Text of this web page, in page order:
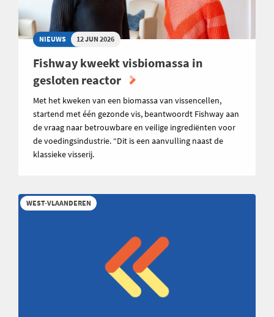
NIEUWS 12 JUN 2026
Fishway kweekt visbiomassa in
gesloten reactor
Met het kweken van een biomassa van vissencellen,
startend met één gezonde vis, beantwoordt Fishway aan
de vraag naar betrouwbare en veilige ingrediënten voor
de voedingsindustrie. “Dit is een aanvulling naast de
klassieke visserij.
WEST-VLAANDEREN